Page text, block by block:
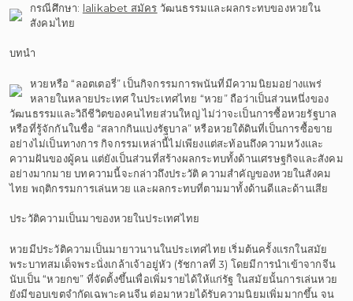
กรณีศึกษา: lalikabet สมัคร วัฒนธรรมและผลกระทบของหวยใน
สังคมไทย
บทนำ
หวยหรือ “ลอตเตอรี่” เป็นกิจกรรมการพนันที่มีความนิยมอย่างแพร่
หลายในหลายประเทศ ในประเทศไทย “หวย” ถือว่าเป็นส่วนหนึ่งของ
วัฒนธรรมและวิถีชีวิตของคนไทยส่วนใหญ่ ไม่ว่าจะเป็นการซื้อหวยรัฐบาล
หรือที่รู้จักกันในชื่อ “สลากกินแบ่งรัฐบาล” หรือหวยใต้ดินที่เป็นการซื้อขาย
อย่างไม่เป็นทางการ กิจกรรมเหล่านี้ไม่เพียงแต่สะท้อนถึงความหวังและ
ความฝันของผู้คน แต่ยังเป็นส่วนที่สร้างผลกระทบทั้งด้านเศรษฐกิจและสังคม
อย่างมากมาย บทความนี้จะกล่าวถึงประวัติ ความสำคัญของหวยในสังคม
ไทย พฤติกรรมการเล่นหวย และผลกระทบที่ตามมาทั้งด้านดีและด้านเสีย
ประวัติความเป็นมาของหวยในประเทศไทย
หวยมีประวัติความเป็นมายาวนานในประเทศไทย เริ่มต้นครั้งแรกในสมัย
พระบาทสมเด็จพระนั่งเกล้าเจ้าอยู่หัว (รัชกาลที่ 3) โดยมีการนำเข้าจากจีน
นับเป็น “หวยกข” ที่จัดตั้งขึ้นเพื่อเพิ่มรายได้ให้แก่รัฐ ในสมัยนั้นการเล่นหวย
ยังมีขอบเขตจำกัดเฉพาะคนจีน ต่อมาหวยได้รับความนิยมเพิ่มมากขึ้น จน